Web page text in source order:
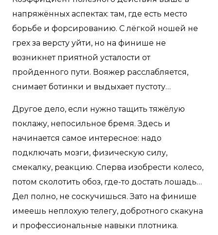
напряжённых аспектах: там, где есть место
борьбе и форсированию. С лёгкой ношей не
грех за версту уйти, но на финише не
возникнет приятной усталости от
пройденного пути. Вояжер расслабляется,
снимает ботинки и выдыхает пустоту…
Другое дело, если нужно тащить тяжёлую
поклажу, непосильное бремя. Здесь и
начинается самое интересное: надо
подключать мозги, физическую силу,
смекалку, реакцию. Сперва изобрести колесо,
потом сколотить обоз, где-то достать лошадь…
Дел полно, не соскучишься. Зато на финише
имеешь неплохую телегу, добротного скакуна
и профессиональные навыки плотника.